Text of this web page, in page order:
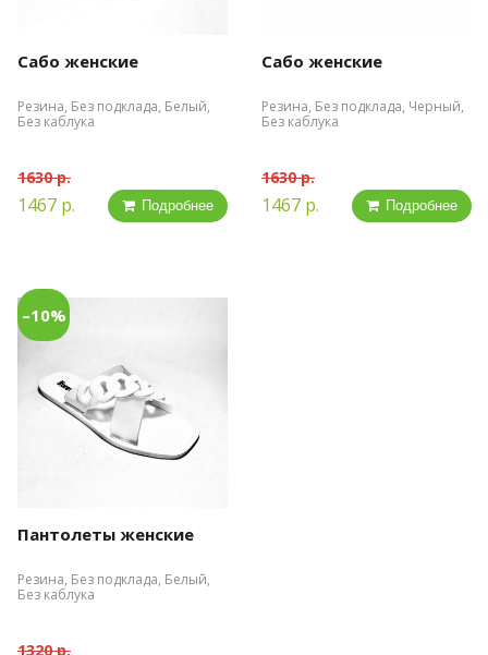
Сабо женские
Резина, Без подклада, Белый,
Без каблука
1630 р.
1467 р. Подробнее
Сабо женские
Резина, Без подклада, Черный,
Без каблука
1630 р.
1467 р. Подробнее
–10%
Пантолеты женские
Резина, Без подклада, Белый,
Без каблука
1320 р.